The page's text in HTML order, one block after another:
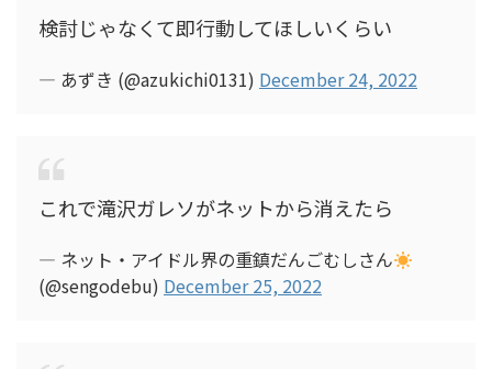
検討じゃなくて即行動してほしいくらい
— あずき (@azukichi0131) December 24, 2022
これで滝沢ガレソがネットから消えたら
— ネット・アイドル界の重鎮だんごむしさん
(@sengodebu) December 25, 2022